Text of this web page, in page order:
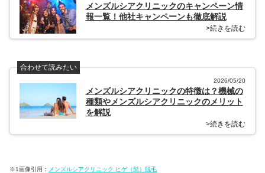
メンズルシアクリニックのキャンペーン情
報一覧！他社キャンペーンも徹底解説
>続きを読む
合わせて読みたい
2026/05/20
メンズルシアクリニックの特徴は？機械の
種類やメンズルシアクリニックのメリット
を解説
>続きを読む
※1画像引用： メンズルシアクリニック ヒゲ（髭）脱毛